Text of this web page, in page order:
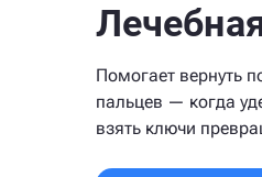
Помогает вернуть
пальцев — когда
взять ключи